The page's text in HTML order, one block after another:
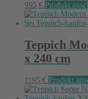
995 € Produkt
Teppich
x 240 cm
1195 € Produkt